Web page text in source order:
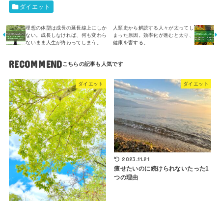
ダイエット
理想の体型は成長の延長線上にしか
ない。成長しなければ、何も変わら
ないまま人生が終わってしまう。
人類史から解読する人々が太ってし
まった原因。効率化が進むと太り、
健康を害する。
RECOMMEND
ダイエット ダイエット
2023.11.21
痩せたいのに続けられないたった1
つの理由